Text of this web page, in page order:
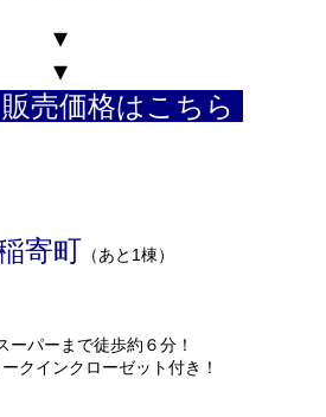
▾
▾
売価格はこちら
寄町 （あと1棟）
ーパーまで徒歩約６分！
クインクローゼット付き！